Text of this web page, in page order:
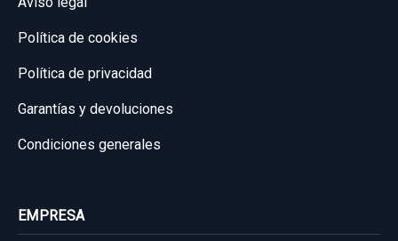
Política de cookies
Política de privacidad
Garantías y devoluciones
Condiciones generales
EMPRESA